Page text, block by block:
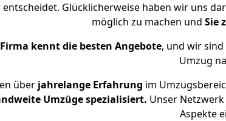
entscheidet. Glücklicherweise haben wir uns
möglich zu machen und Sie
kennt die besten Angebote, und wir
Umzug
überjahrelange Erfahrung im
Umzüge spezialisiert. Unser
Aspekte